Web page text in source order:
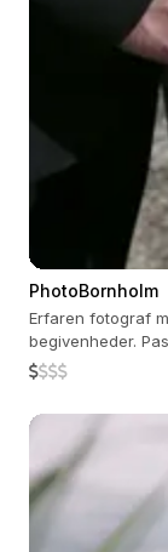
PhotoBornholm
Erfaren fotograf
begivenheder.